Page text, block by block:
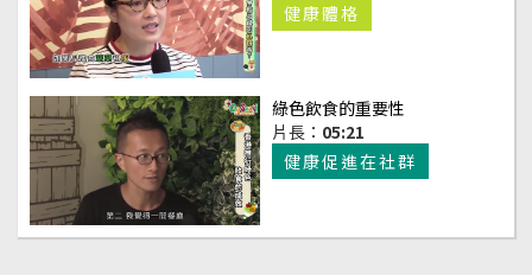
健康體格
綠色飲食的重要性
片長： 05:21
健康促進在社群